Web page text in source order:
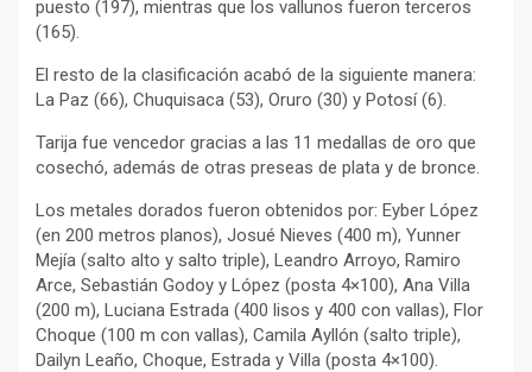
puesto (197), mientras que los vallunos fueron terceros
(165).
El resto de la clasificación acabó de la siguiente manera:
La Paz (66), Chuquisaca (53), Oruro (30) y Potosí (6).
Tarija fue vencedor gracias a las 11 medallas de oro que
cosechó, además de otras preseas de plata y de bronce.
Los metales dorados fueron obtenidos por: Eyber López
(en 200 metros planos), Josué Nieves (400 m), Yunner
Mejía (salto alto y salto triple), Leandro Arroyo, Ramiro
Arce, Sebastián Godoy y López (posta 4×100), Ana Villa
(200 m), Luciana Estrada (400 lisos y 400 con vallas), Flor
Choque (100 m con vallas), Camila Ayllón (salto triple),
Dailyn Leaño, Choque, Estrada y Villa (posta 4×100).